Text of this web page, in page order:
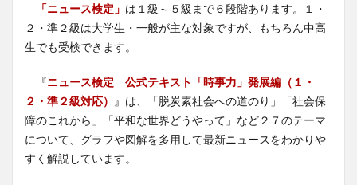
「ニュース検定」 は１級～５級まで６段階あります。１・
２・準２級は大学生・一般が主な対象ですが、もちろん中高
生でも受検できます。
『ニュース検定 公式テキスト「時事力」発展編（１・
２・準２級対応）
』は、「脱炭素社会への道のり」「社会保
障のこれから」「平和な世界どうやって」など２７のテーマ
について、グラフや図解を多用して最新ニュースをわかりや
すく解説しています。